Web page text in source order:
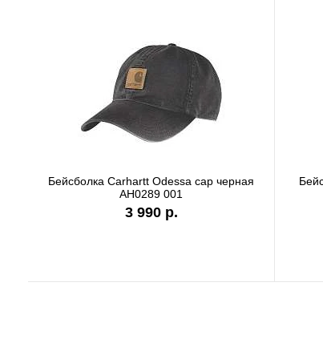
Бейсболка Carhartt Odessa cap серая
AH0289 APH
3 990 р.